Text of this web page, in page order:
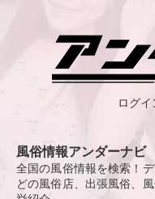
ログイ
風俗情報アンダーナビ
全国の風俗情報を検索！
どの風俗店、出張風俗、